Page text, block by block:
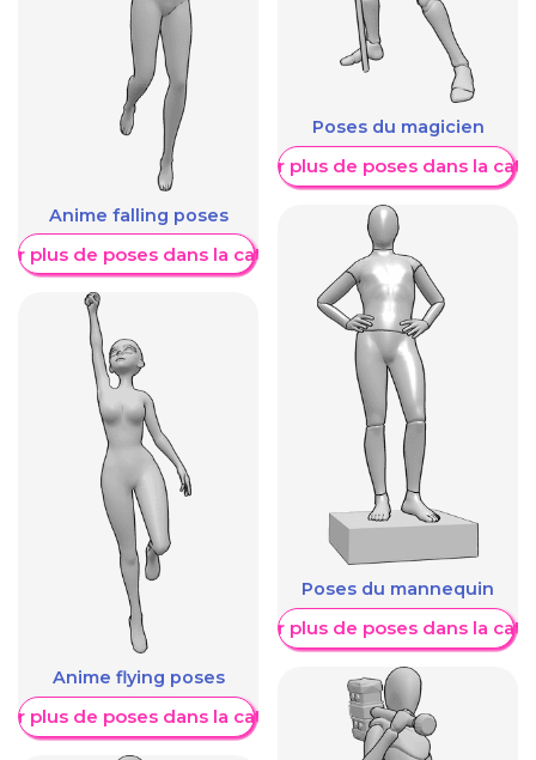
Anime falling poses
plus de poses dans la catégorie
Anime flying poses
plus de poses dans la catégorie
Poses du magicien
Afficher plus de poses dans la
Poses du mannequin
Afficher plus de poses dans la